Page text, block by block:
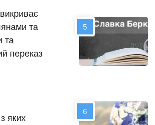
та
та
переказ
яких